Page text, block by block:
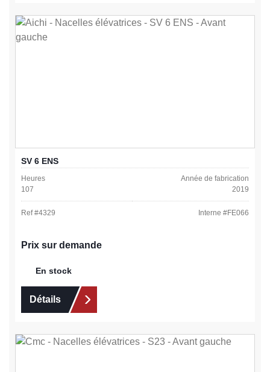
SV 6 ENS
Heures
107
Année de fabrication
2019
Ref #4329 Interne #FE066
Prix sur demande
En stock
Détails